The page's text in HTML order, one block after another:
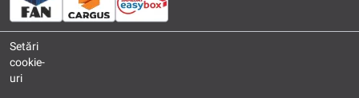
Setări
cookie-
uri